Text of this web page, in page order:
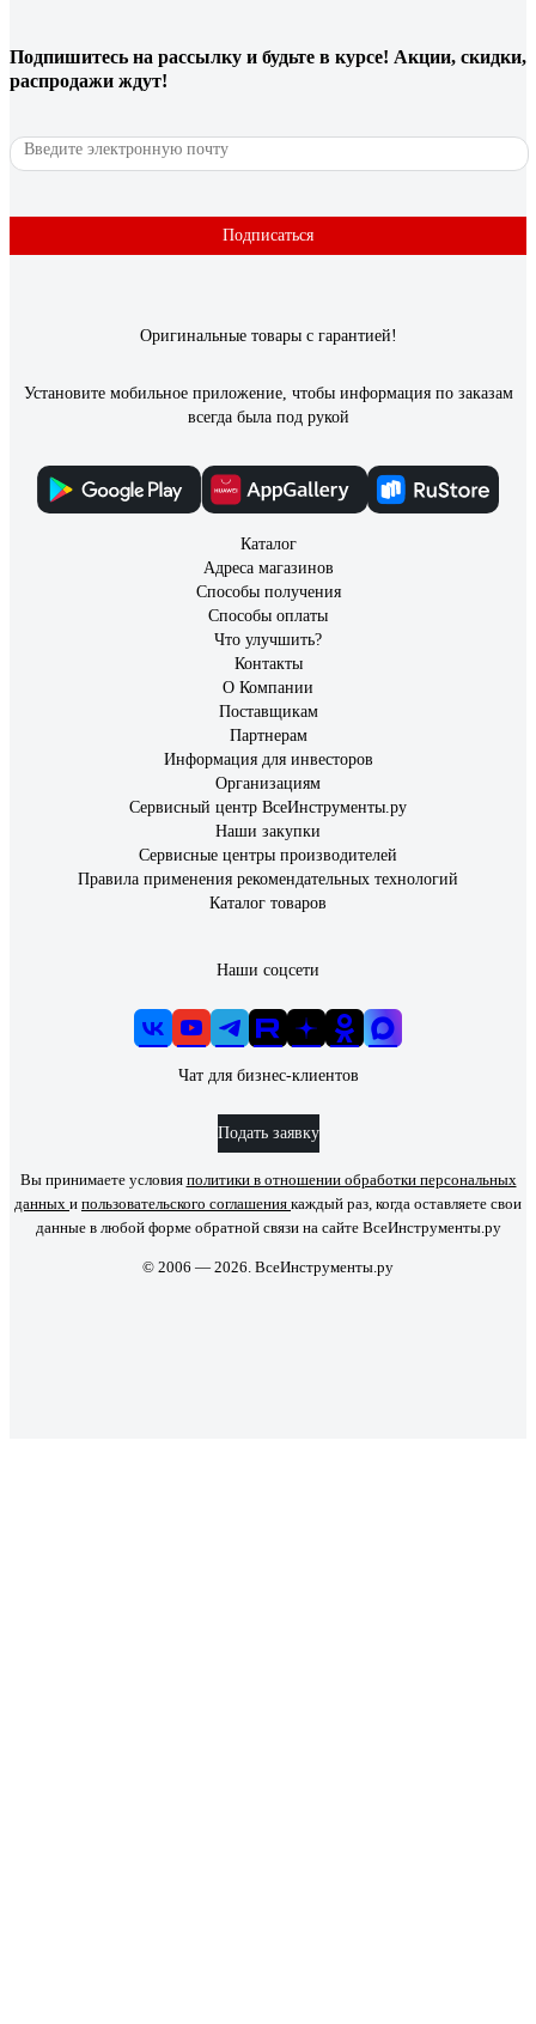
Подпишитесь на рассылку и будьте в курсе! Акции, скидки,
распродажи ждут!
Подписаться
Оригинальные товары с гарантией!
Установите мобильное приложение, чтобы информация по заказам
всегда была под рукой
Каталог
Адреса магазинов
Способы получения
Способы оплаты
Что улучшить?
Контакты
О Компании
Поставщикам
Партнерам
Информация для инвесторов
Организациям
Сервисный центр ВсеИнструменты.ру
Наши закупки
Сервисные центры производителей
Правила применения рекомендательных технологий
Каталог товаров
Наши соцсети
Чат для бизнес-клиентов
Подать заявку
Вы принимаете условия политики в отношении обработки персональных
данных и пользовательского соглашения каждый раз, когда оставляете свои
данные в любой форме обратной связи на сайте ВсеИнструменты.ру
© 2006 — 2026. ВсеИнструменты.ру